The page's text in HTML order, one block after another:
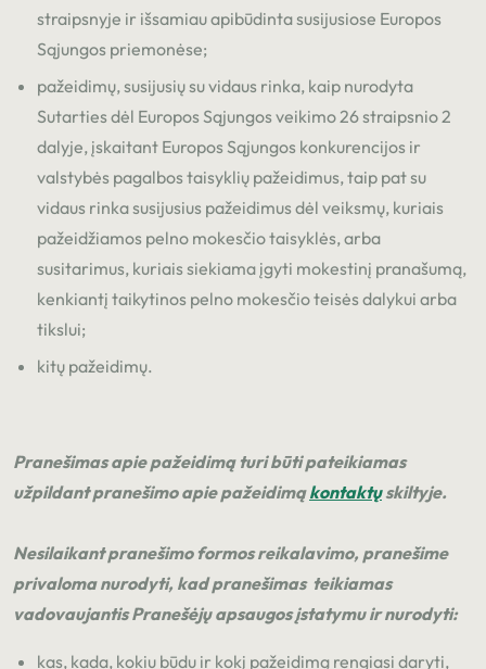
straipsnyje ir išsamiau apibūdinta susijusiose Europos
Sąjungos priemonėse;
pažeidimų, susijusių su vidaus rinka, kaip nurodyta
Sutarties dėl Europos Sąjungos veikimo 26 straipsnio 2
dalyje, įskaitant Europos Sąjungos konkurencijos ir
valstybės pagalbos taisyklių pažeidimus, taip pat su
vidaus rinka susijusius pažeidimus dėl veiksmų, kuriais
pažeidžiamos pelno mokesčio taisyklės, arba
susitarimus, kuriais siekiama įgyti mokestinį pranašumą,
kenkiantį taikytinos pelno mokesčio teisės dalykui arba
tikslui;
kitų pažeidimų.
Pranešimas apie pažeidimą turi būti pateikiamas
užpildant pranešimo apie pažeidimąkontaktųskiltyje.
Nesilaikant pranešimo formos reikalavimo, pranešime
privaloma nurodyti, kad pranešimas teikiamas
vadovaujantis Pranešėjų apsaugos įstatymu ir nurodyti:
kas, kada, kokiu būdu ir kokį pažeidimą rengiasi daryti,